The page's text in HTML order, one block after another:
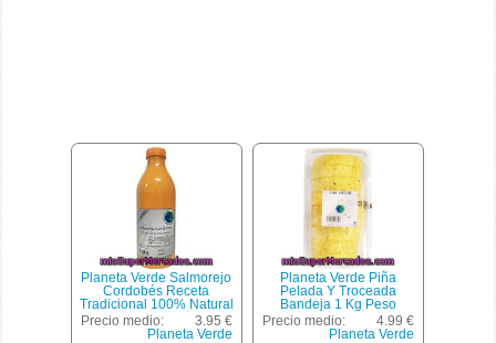
Planeta Verde Salmorejo
Cordobés Receta
Tradicional 100% Natural
Botella 1 L
Precio medio:
3.95 €
Planeta Verde
Planeta Verde Piña
Pelada Y Troceada
Bandeja 1 Kg Peso
Aproximado
Precio medio:
4.99 €
Planeta Verde